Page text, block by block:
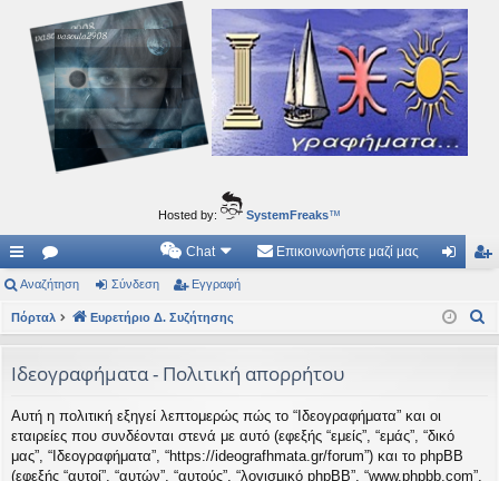
Ιδεογραφήματα
Αυτός ο τόπος φιλοδοξεί να ανοίγει μονοπάτια για τα συναρπαστικά και όμορφα ταξίδια του
Hosted by: SystemFreaks™
ρή
γο
ς
συ
νδ
.
Συ
τή
σε
ις
Chat Επικοινωνήστε μαζί μας
δε ρα
Αναζήτηση Σύνδεση Εγγραφή
Πόρταλ Ευρετήριο Δ. Συζήτησης
Ιδεογραφήματα - Πολιτική απορρήτου
Αυτή η πολιτική εξηγεί λεπτομερώς πώς το “Ιδεογραφήματα” και οι
εταιρείες που συνδέονται στενά με αυτό (εφεξής “εμείς”, “εμάς”, “δικό
μας”, “Ιδεογραφήματα”, “https://ideografhmata.gr/forum”) και το phpBB
(εφεξής “αυτοί”, “αυτών”, “αυτούς”, “λογισμικό phpBB”, “www.phpbb.com”,